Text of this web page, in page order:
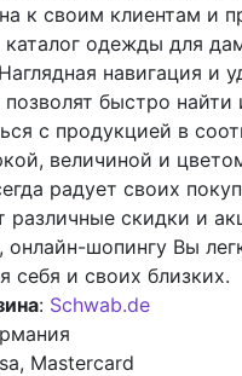
к своим клиентам и
каталог одежды для
навигация и
быстро найти
с продукцией в
величиной и
радует своих
различные скидки и
онлайн-шопингу Вы
себя и своих близких.
: Schwab.de
Mastercard